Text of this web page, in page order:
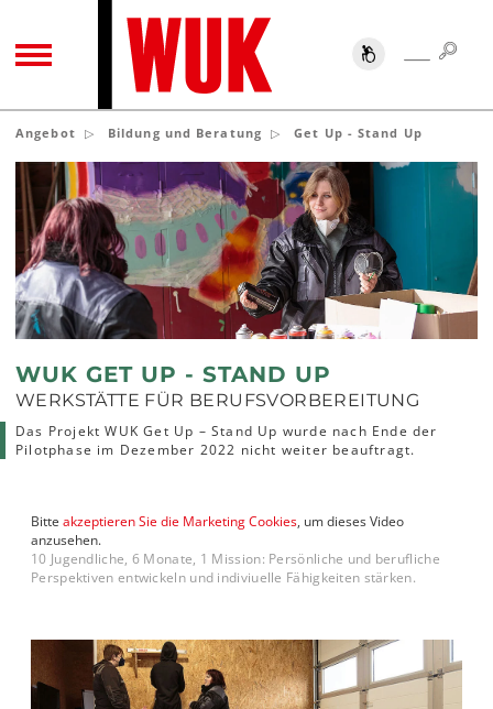
TOGGLE NAVIGATION SUCHE
Angebot Bildung und Beratung Get Up - Stand Up
WUK GET UP - STAND UP
WERKSTÄTTE FÜR BERUFSVORBEREITUNG
Das Projekt WUK Get Up – Stand Up wurde nach Ende der
Pilotphase im Dezember 2022 nicht weiter beauftragt.
Bitte akzeptieren Sie die Marketing Cookies, um dieses Video
anzusehen.
10 Jugendliche, 6 Monate, 1 Mission: Persönliche und berufliche
Perspektiven entwickeln und indiviuelle Fähigkeiten stärken.